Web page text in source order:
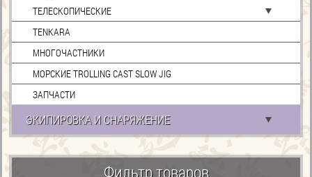
ТЕЛЕСКОПИЧЕСКИЕ
TENKARA
МНОГОЧАСТНИКИ
МОРСКИЕ TROLLING CAST SLOW JIG
ЗАПЧАСТИ
ЭКИПИРОВКА И СНАРЯЖЕНИЕ
Фильтр товаров